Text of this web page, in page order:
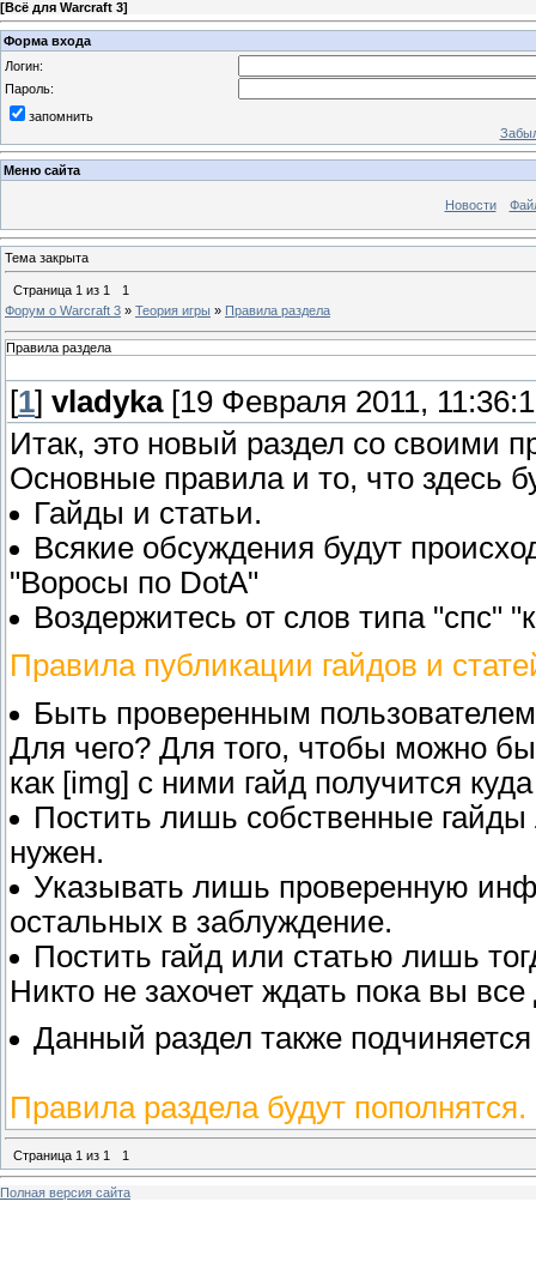
[Всё для Warcraft 3]
Форма входа
Логин:
Пароль:
запомнить
Меню сайта
Новости
Тема закрыта
Страница 1 из 1
1
Форум о Warcraft 3 » Теория игры » Правила раздела
Правила раздела
[1] vladyka[19 Февраля 2011,
Итак, это новый раздел со своими
Основные правила и то, что здесь
Гайды и статьи.
Всякие обсуждения будут
"Воросы по DotA"
Воздержитесь от слов типа "спс"
Правила публикации гайдов и
Быть проверенным
Для чего? Для того, чтобы можно
как [img] с ними гайд получится
Постить лишь собственные
нужен.
Указывать лишь проверенную
остальных в заблуждение.
Постить гайд или статью лишь
Никто не захочет ждать пока вы все
Данный раздел также
Правила раздела будут пополнятся.
Страница 1 из 1 1
Полная версия сайта